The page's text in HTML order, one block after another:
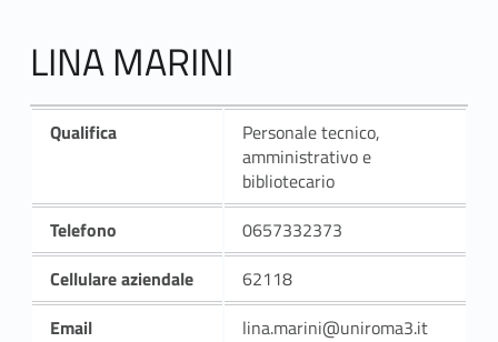
LINA MARINI
Qualifica
Personale tecnico,
amministrativo e
bibliotecario
Telefono
0657332373
Cellulare aziendale
62118
Email
lina.marini@uniroma3.it